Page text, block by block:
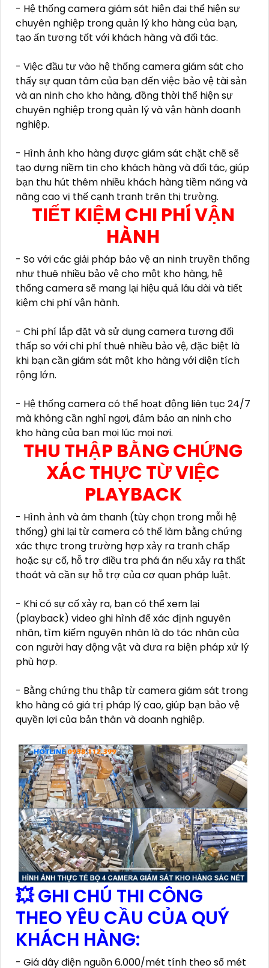
- Hệ thống camera giám sát hiện đại thể hiện sự
chuyên nghiệp trong quản lý kho hàng của bạn,
tạo ấn tượng tốt với khách hàng và đối tác.
- Việc đầu tư vào hệ thống camera giám sát cho
thấy sự quan tâm của bạn đến việc bảo vệ tài sản
và an ninh cho kho hàng, đồng thời thể hiện sự
chuyên nghiệp trong quản lý và vận hành doanh
nghiệp.
- Hình ảnh kho hàng được giám sát chặt chẽ sẽ
tạo dựng niềm tin cho khách hàng và đối tác, giúp
bạn thu hút thêm nhiều khách hàng tiềm năng và
nâng cao vị thế cạnh tranh trên thị trường.
TIẾT KIỆM CHI PHÍ VẬN
HÀNH
- So với các giải pháp bảo vệ an ninh truyền thống
như thuê nhiều bảo vệ cho một kho hàng, hệ
thống camera sẽ mang lại hiệu quả lâu dài và tiết
kiệm chi phí vận hành.
- Chi phí lắp đặt và sử dụng camera tương đối
thấp so với chi phí thuê nhiều bảo vệ, đặc biệt là
khi bạn cần giám sát một kho hàng với diện tích
rộng lớn.
- Hệ thống camera có thể hoạt động liên tục 24/7
mà không cần nghỉ ngơi, đảm bảo an ninh cho
kho hàng của bạn mọi lúc mọi nơi.
THU THẬP BẰNG CHỨNG
XÁC THỰC TỪ VIỆC
PLAYBACK
- Hình ảnh và âm thanh (tùy chọn trong mỗi hệ
thống) ghi lại từ camera có thể làm bằng chứng
xác thực trong trường hợp xảy ra tranh chấp
hoặc sự cố, hỗ trợ điều tra phá án nếu xảy ra thất
thoát và cần sự hỗ trợ của cơ quan pháp luật.
- Khi có sự cố xảy ra, bạn có thể xem lại
(playback) video ghi hình để xác định nguyên
nhân, tìm kiếm nguyên nhân là do tác nhân của
con người hay động vật và đưa ra biện pháp xử lý
phù hợp.
- Bằng chứng thu thập từ camera giám sát trong
kho hàng có giá trị pháp lý cao, giúp bạn bảo vệ
quyền lợi của bản thân và doanh nghiệp.
💥 GHI CHÚ THI CÔNG
THEO YÊU CẦU CỦA QUÝ
KHÁCH HÀNG:
- Giá dây điện nguồn 6.000/mét tính theo số mét